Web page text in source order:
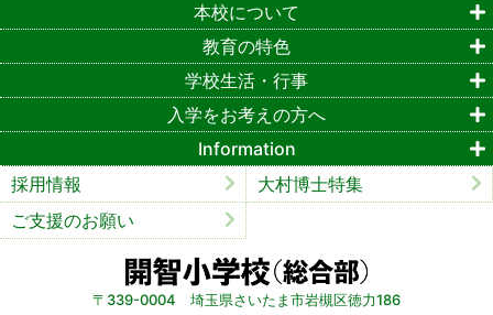
〒339-0004 埼玉県さいたま市岩槻区徳力186
本校について
教育の特色
学校生活・行事
入学をお考えの方へ
Information
採用情報
大村博士特集
ご支援のお願い